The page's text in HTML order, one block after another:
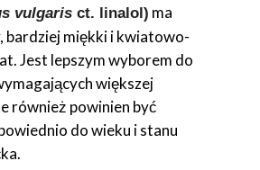
vulgaris ct. linalol) ma
bardziej miękki i kwiatowo-
Jest lepszym wyborem do
większej
również powinien być
do wieku i stanu